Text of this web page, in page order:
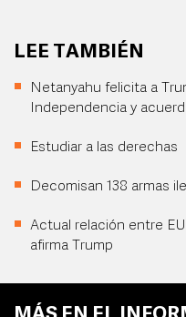
LEE TAMBIÉN
Netanyahu felicita a
Independencia y
Estudiar a las derechas
Decomisan 138 armas
Actual relación entre
afirma Trump